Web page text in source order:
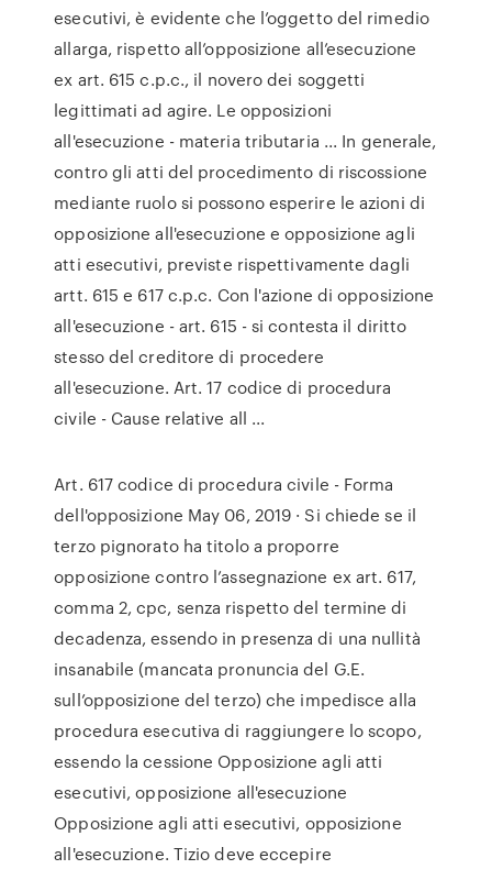
esecutivi, è evidente che l’oggetto del rimedio
allarga, rispetto all’opposizione all’esecuzione
ex art. 615 c.p.c., il novero dei soggetti
legittimati ad agire. Le opposizioni
all'esecuzione - materia tributaria ... In generale,
contro gli atti del procedimento di riscossione
mediante ruolo si possono esperire le azioni di
opposizione all'esecuzione e opposizione agli
atti esecutivi, previste rispettivamente dagli
artt. 615 e 617 c.p.c. Con l'azione di opposizione
all'esecuzione - art. 615 - si contesta il diritto
stesso del creditore di procedere
all'esecuzione. Art. 17 codice di procedura
civile - Cause relative all ...
Art. 617 codice di procedura civile - Forma
dell'opposizione May 06, 2019 · Si chiede se il
terzo pignorato ha titolo a proporre
opposizione contro l’assegnazione ex art. 617,
comma 2, cpc, senza rispetto del termine di
decadenza, essendo in presenza di una nullità
insanabile (mancata pronuncia del G.E.
sull’opposizione del terzo) che impedisce alla
procedura esecutiva di raggiungere lo scopo,
essendo la cessione Opposizione agli atti
esecutivi, opposizione all'esecuzione
Opposizione agli atti esecutivi, opposizione
all'esecuzione. Tizio deve eccepire